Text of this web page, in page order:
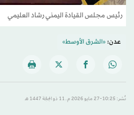
رئيس مجلس القيادة اليمني رشاد العليمي
عدن:«الشرق الأوسط»
نُشر: 10:25-27 مايو 2026 م ـ 11 ذو الحِجّة 1447 هـ